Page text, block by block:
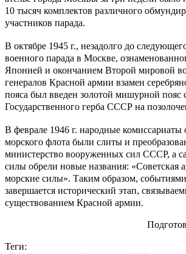
10 тысяч комплектов различного
участников парада.
В октябре 1945 г., незадолго до
военного парада в Москве,
Японией и окончанием Второй мировой
генералов Красной армии взамен
пояса был введен золотой мишурной пояс
Государственного герба СССР на
В феврале 1946 г. народные
морского флота были слиты и
министерство вооруженных сил СССР, а
силы обрели новые названия: «Советская
морские силы». Таким образом, событиями
завершается исторический этап,
существованием Красной армии.
Теги: